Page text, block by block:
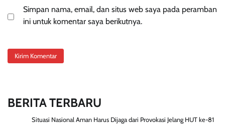
Simpan nama, email, dan situs web saya pada peramban
ini untuk komentar saya berikutnya.
BERITA TERBARU
Situasi Nasional Aman Harus Dijaga dari Provokasi Jelang HUT ke-81